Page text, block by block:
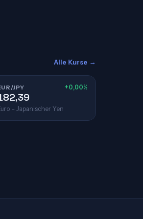
Alle Kurse →
JPY +0,00%
– Japanischer Yen